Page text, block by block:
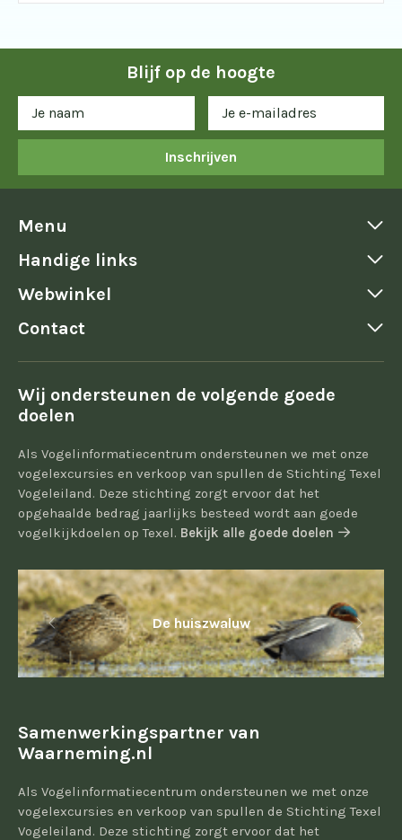
Blijf op de hoogte
Inschrijven
Menu
Handige links
Webwinkel
Contact
Wij ondersteunen de volgende goede
doelen
Als Vogelinformatiecentrum ondersteunen we met onze
vogelexcursies en verkoop van spullen de Stichting Texel
Vogeleiland. Deze stichting zorgt ervoor dat het
opgehaalde bedrag jaarlijks besteed wordt aan goede
vogelkijkdoelen op Texel. Bekijk alle goede doelen
De huiszwaluw
Samenwerkingspartner van
Waarneming.nl
Als Vogelinformatiecentrum ondersteunen we met onze
vogelexcursies en verkoop van spullen de Stichting Texel
Vogeleiland. Deze stichting zorgt ervoor dat het